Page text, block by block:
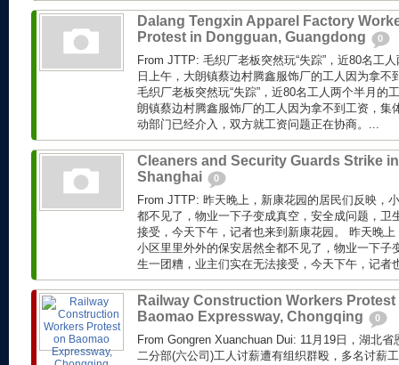
Dalang Tengxin Apparel Factory
Protest in Dongguan, Guangdong
0
From JTTP: 毛织厂老板突然玩“失踪”，近80名工
日上午，大朗镇蔡边村腾鑫服饰厂的工人因为拿不
毛织厂老板突然玩“失踪”，近80名工人两个半月的
朗镇蔡边村腾鑫服饰厂的工人因为拿不到工资，集
动部门已经介入，双方就工资问题正在协商。...
Cleaners and Security Guards Strike in
Shanghai
0
From JTTP: 昨天晚上，新康花园的居民们反映，
都不见了，物业一下子变成真空，安全成问题，卫
接受，今天下午，记者也来到新康花园。 昨天晚
小区里里外外的保安居然全都不见了，物业一下子
生一团糟，业主们实在无法接受，今天下午，记者
Railway Construction Workers Protest
Baomao Expressway, Chongqing
0
From Gongren Xuanchuan Dui: 11月19日，湖北
二分部(六公司)工人讨薪遭有组织群殴，多名讨薪